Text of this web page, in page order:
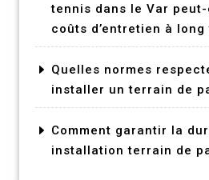
tennis dans le Var
coûts d’entretien à long
Quelles normes
installer un terrain de
Comment garantir la
installation terrain de